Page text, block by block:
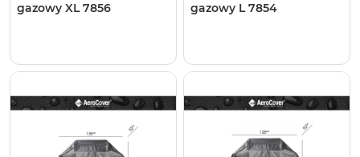
gazowy XL 7856
gazowy L 7854